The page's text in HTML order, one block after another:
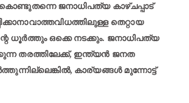
ജനാധിപത്യ കാഴ്ചപ്പാട്
തെറ്റായ
ധൂര്‍ത്തും ഒക്കെ നടക്കും. ജനാധിപത്യ
തരത്തിലേക്ക്, ഇന്ത്യന്‍ ജനത
കാര്യങ്ങള്‍ മുന്നോട്ട്